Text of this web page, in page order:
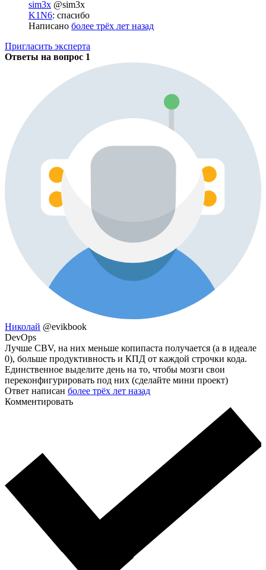
sim3x @sim3x
K1N6: спасибо
Написано более трёх лет назад
Пригласить эксперта
Ответы на вопрос 1
Николай @evikbook
DevOps
Лучше CBV, на них меньше копипаста получается (а в идеале
0), больше продуктивность и КПД от каждой строчки кода.
Единственное выделите день на то, чтобы мозги свои
переконфигурировать под них (сделайте мини проект)
Ответ написан более трёх лет назад
Комментировать